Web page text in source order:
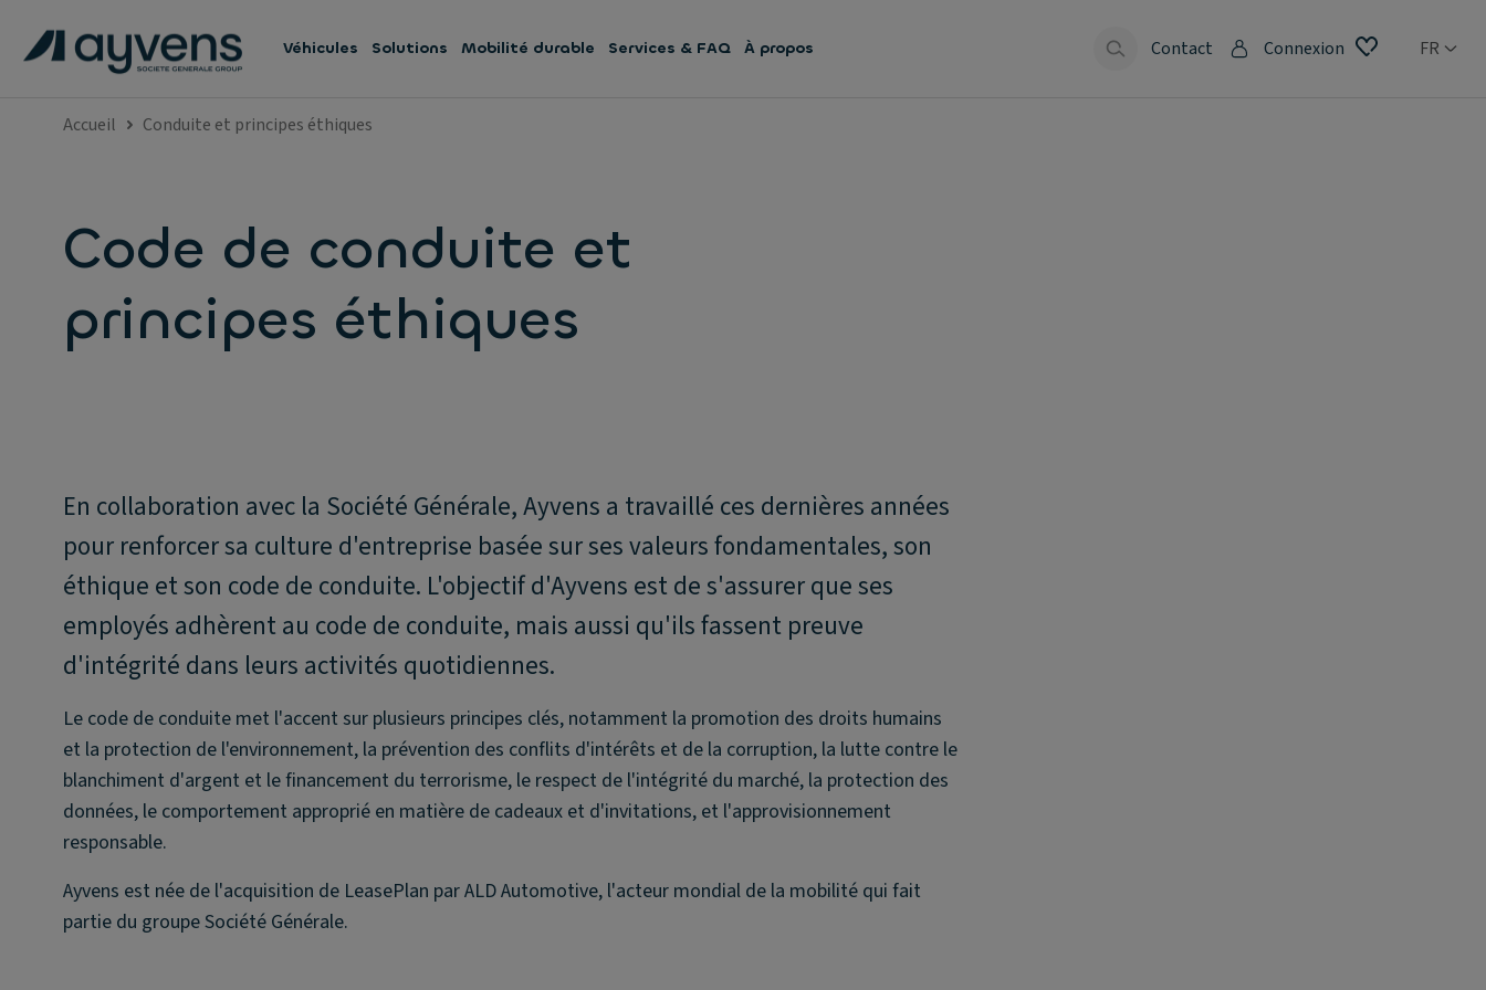
Véhicules Solutions Mobilité durable Services & FAQ À propos Contact Connexion FR
Accueil Conduite et principes éthiques
Code de conduite et
principes éthiques
En collaboration avec la Société Générale, Ayvens a travaillé ces dernières années
pour renforcer sa culture d'entreprise basée sur ses valeurs fondamentales, son
éthique et son code de conduite. L'objectif d'Ayvens est de s'assurer que ses
employés adhèrent au code de conduite, mais aussi qu'ils fassent preuve
d'intégrité dans leurs activités quotidiennes.
Le code de conduite met l'accent sur plusieurs principes clés, notamment la promotion des droits humains
et la protection de l'environnement, la prévention des conflits d'intérêts et de la corruption, la lutte contre le
blanchiment d'argent et le financement du terrorisme, le respect de l'intégrité du marché, la protection des
données, le comportement approprié en matière de cadeaux et d'invitations, et l'approvisionnement
responsable.
Ayvens est née de l'acquisition de LeasePlan par ALD Automotive, l'acteur mondial de la mobilité qui fait
partie du groupe Société Générale.